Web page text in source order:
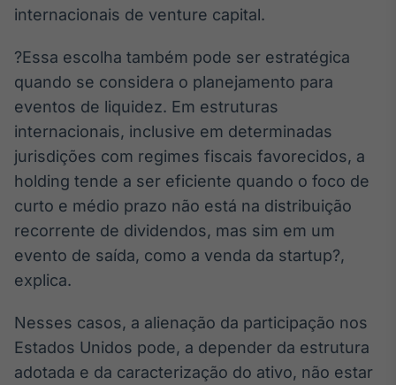
internacionais de venture capital.
?Essa escolha também pode ser estratégica
quando se considera o planejamento para
eventos de liquidez. Em estruturas
internacionais, inclusive em determinadas
jurisdições com regimes fiscais favorecidos, a
holding tende a ser eficiente quando o foco de
curto e médio prazo não está na distribuição
recorrente de dividendos, mas sim em um
evento de saída, como a venda da startup?,
explica.
Nesses casos, a alienação da participação nos
Estados Unidos pode, a depender da estrutura
adotada e da caracterização do ativo, não estar